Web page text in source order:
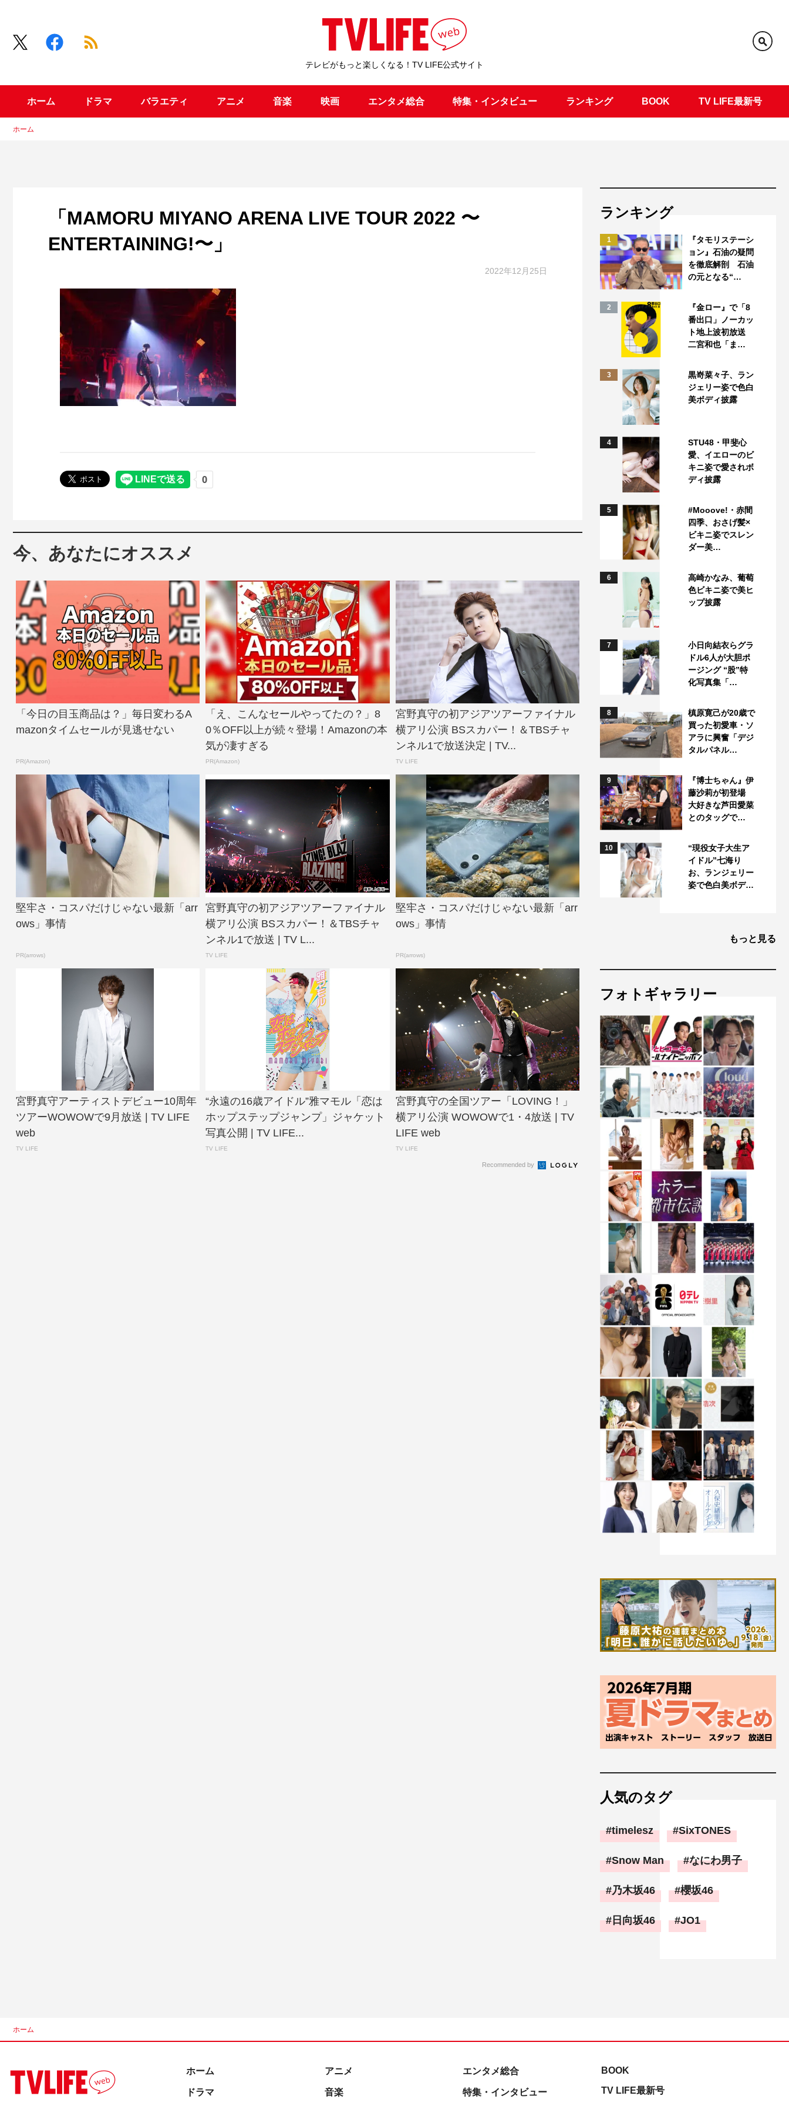
テレビがもっと楽しくなる！TV LIFE公式サイト
ホーム ドラマ バラエティ アニメ 音楽 映画 エンタメ総合 特集・インタビュー ランキング BOOK TV LIFE最新号
ホーム
「MAMORU MIYANO ARENA LIVE TOUR 2022 〜
ENTERTAINING!〜」
2022年12月25日
今、あなたにオススメ
「今日の目玉商品は？」毎日変わるA
mazonタイムセールが見逃せない
PR(Amazon)
「え、こんなセールやってたの？」8
0％OFF以上が続々登場！Amazonの本
気が凄すぎる
PR(Amazon)
宮野真守の初アジアツアーファイナル
横アリ公演 BSスカパー！＆TBSチャ
ンネル1で放送決定 | TV...
TV LIFE
堅牢さ・コスパだけじゃない最新「arr
ows」事情
PR(arrows)
宮野真守の初アジアツアーファイナル
横アリ公演 BSスカパー！＆TBSチャ
ンネル1で放送 | TV L...
TV LIFE
堅牢さ・コスパだけじゃない最新「arr
ows」事情
PR(arrows)
宮野真守アーティストデビュー10周年
ツアーWOWOWで9月放送 | TV LIFE
web
TV LIFE
“永遠の16歳アイドル”雅マモル「恋は
ホップステップジャンプ」ジャケット
写真公開 | TV LIFE...
TV LIFE
宮野真守の全国ツアー「LOVING！」
横アリ公演 WOWOWで1・4放送 | TV
LIFE web
TV LIFE
Recommended by
ランキング
1
『タモリステーシ
ョン』石油の疑問
を徹底解剖 石油
の元となる“…
2
『金ロー』で「8
番出口」ノーカッ
ト地上波初放送
二宮和也「ま…
3
黒嵜菜々子、ラン
ジェリー姿で色白
美ボディ披露
4
STU48・甲斐心
愛、イエローのビ
キニ姿で愛されボ
ディ披露
5
#Mooove!・赤間
四季、おさげ髪×
ビキニ姿でスレン
ダー美…
6
高崎かなみ、葡萄
色ビキニ姿で美ヒ
ップ披露
7
小日向結衣らグラ
ドル6人が大胆ポ
ージング “股”特
化写真集「…
8
槙原寛己が20歳で
買った初愛車・ソ
アラに興奮「デジ
タルパネル…
9
『博士ちゃん』伊
藤沙莉が初登場
大好きな芦田愛菜
とのタッグで…
10
“現役女子大生ア
イドル”七海り
お、ランジェリー
姿で色白美ボデ…
もっと見る
フォトギャラリー
人気のタグ
timelesz SixTONES
Snow Man なにわ男子
乃木坂46 櫻坂46
日向坂46 JO1
ホーム
ホーム
ドラマ
アニメ
音楽
エンタメ総合
特集・インタビュー
BOOK
TV LIFE最新号